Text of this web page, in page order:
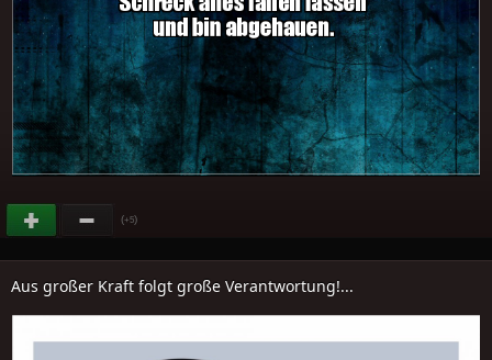
(+5)
Aus großer Kraft folgt große Verantwortung!...